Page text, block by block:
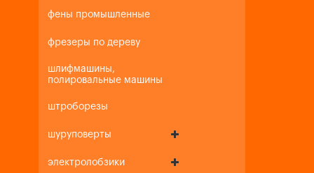
фены промышленные
фрезеры по дереву
шлифмашины,
полировальные машины
штроборезы
шуруповерты
электролобзики